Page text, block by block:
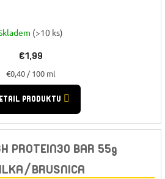
(>10 ks)
€1,99
Jednotková
cena:
€0,40 / 100 ml
PRODUKTU
PROTEIN30 BAR 55g
BRUSNICA